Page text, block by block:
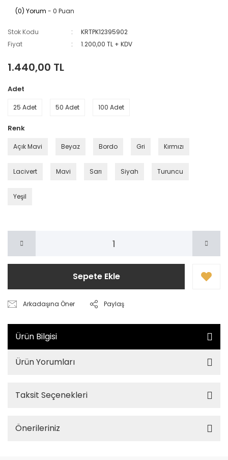
(0) Yorum - 0 Puan
Stok Kodu
KRTPK12395902
Fiyat
1.200,00 TL + KDV
1.440,00 TL
Adet
25 Adet 50 Adet 100 Adet
Renk
Açık Mavi Beyaz Bordo Gri Kırmızı
Lacivert Mavi Sarı Siyah Turuncu
Yeşil
Sepete Ekle
Arkadaşına Öner Paylaş
Ürün Bilgisi
Ürün Yorumları
Taksit Seçenekleri
Önerileriniz